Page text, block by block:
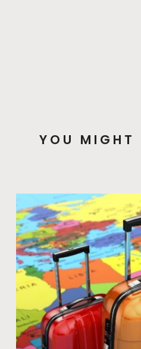
YOU MIGHT